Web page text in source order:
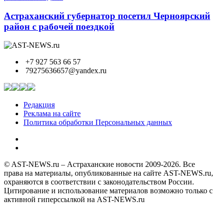
Астраханский губернатор посетил Черноярский
район с рабочей поездкой
+7 927 563 66 57
79275636657@yandex.ru
Редакция
Реклама на сайте
Политика обработки Персональных данных
© AST-NEWS.ru – Астраханские новости 2009-2026. Все
права на материалы, опубликованные на сайте AST-NEWS.ru,
охраняются в соответствии с законодательством России.
Цитирование и использование материалов возможно только с
активной гиперссылкой на AST-NEWS.ru